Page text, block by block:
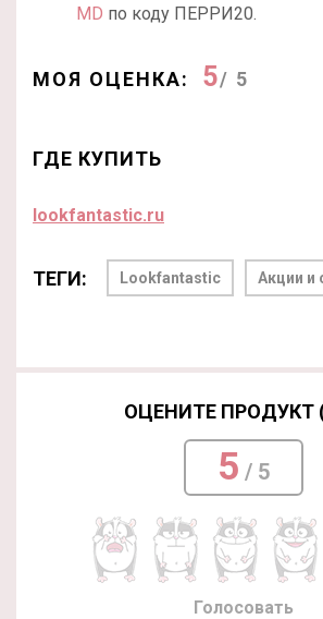
MD по коду ПЕРРИ20.
МОЯ ОЦЕНКА: 5/ 5
ГДЕ КУПИТЬ
lookfantastic.ru
ТЕГИ: Lookfantastic Акции и
ОЦЕНИТЕ ПРОДУКТ
5 / 5
Голосовать